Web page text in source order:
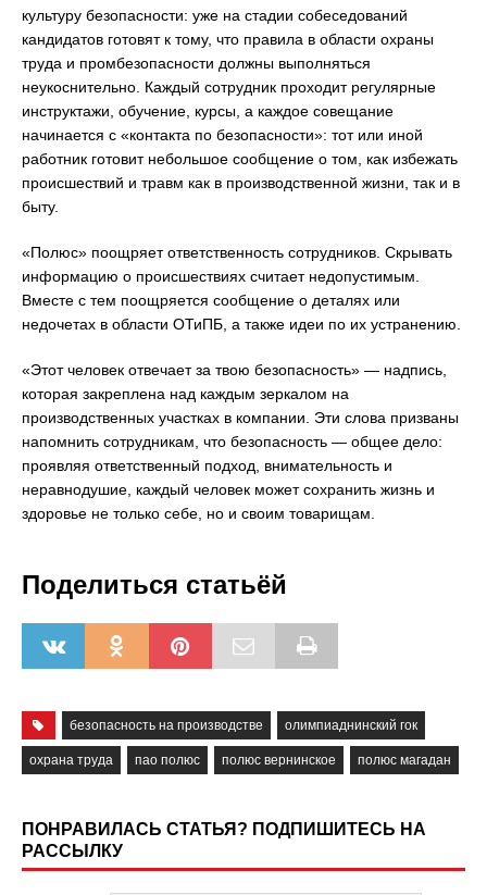
культуру безопасности: уже на стадии собеседований
кандидатов готовят к тому, что правила в области охраны
труда и промбезопасности должны выполняться
неукоснительно. Каждый сотрудник проходит регулярные
инструктажи, обучение, курсы, а каждое совещание
начинается с «контакта по безопасности»: тот или иной
работник готовит небольшое сообщение о том, как избежать
происшествий и травм как в производственной жизни, так и в
быту.
«Полюс» поощряет ответственность сотрудников. Скрывать
информацию о происшествиях считает недопустимым.
Вместе с тем поощряется сообщение о деталях или
недочетах в области ОТиПБ, а также идеи по их устранению.
«Этот человек отвечает за твою безопасность» — надпись,
которая закреплена над каждым зеркалом на
производственных участках в компании. Эти слова призваны
напомнить сотрудникам, что безопасность — общее дело:
проявляя ответственный подход, внимательность и
неравнодушие, каждый человек может сохранить жизнь и
здоровье не только себе, но и своим товарищам.
Поделиться статьёй
безопасность на производстве олимпиаднинский гок
охрана труда пао полюс полюс вернинское полюс магадан
ПОНРАВИЛАСЬ СТАТЬЯ? ПОДПИШИТЕСЬ НА
РАССЫЛКУ